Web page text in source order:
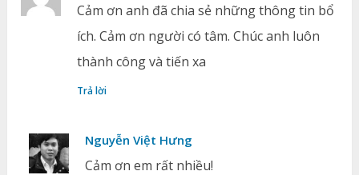
Cảm ơn anh đã chia sẻ những thông tin bổ
ích. Cảm ơn người có tâm. Chúc anh luôn
thành công và tiến xa
Trả lời
Nguyễn Việt Hưng
Cảm ơn em rất nhiều!